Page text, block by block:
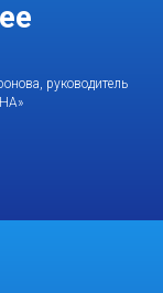
руководитель